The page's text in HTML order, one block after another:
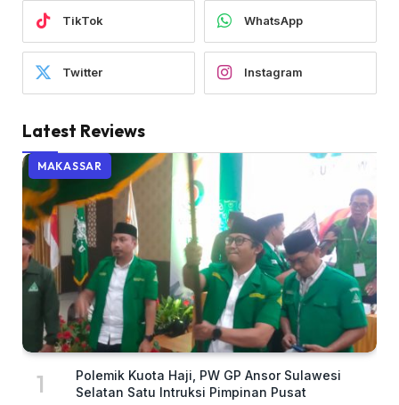
TikTok WhatsApp
Twitter Instagram
Latest Reviews
MAKASSAR
Polemik Kuota Haji, PW GP Ansor Sulawesi
Selatan Satu Intruksi Pimpinan Pusat